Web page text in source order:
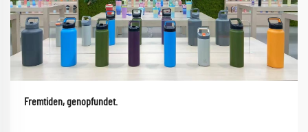
Fremtiden, genopfundet.